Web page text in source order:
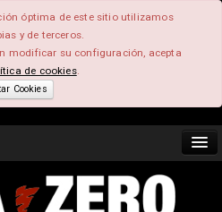
óptima de este sitio utilizamos
y de terceros.
modificar su configuración, acepta
de cookies.
Cookies